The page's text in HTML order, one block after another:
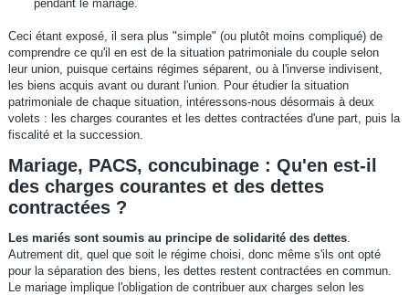
pendant le mariage.
Ceci étant exposé, il sera plus "simple" (ou plutôt moins compliqué) de
comprendre ce qu'il en est de la situation patrimoniale du couple selon
leur union, puisque certains régimes séparent, ou à l'inverse indivisent,
les biens acquis avant ou durant l'union. Pour étudier la situation
patrimoniale de chaque situation, intéressons-nous désormais à deux
volets : les charges courantes et les dettes contractées d'une part, puis la
fiscalité et la succession.
Mariage, PACS, concubinage : Qu'en est-il
des charges courantes et des dettes
contractées ?
Les mariés sont soumis au principe de solidarité des dettes.
Autrement dit, quel que soit le régime choisi, donc même s'ils ont opté
pour la séparation des biens, les dettes restent contractées en commun.
Le mariage implique l'obligation de contribuer aux charges selon les